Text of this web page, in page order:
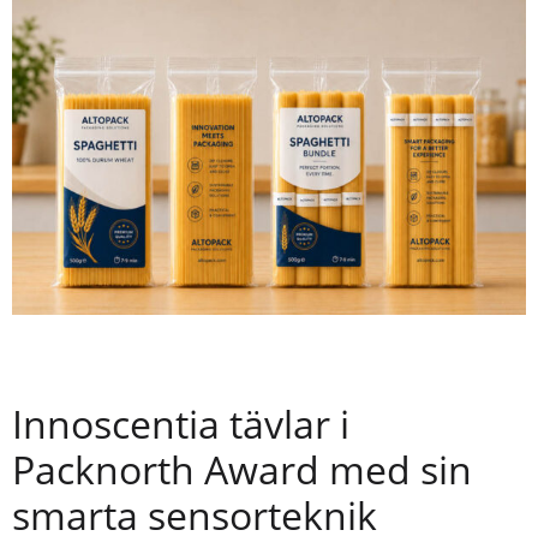
Innoscentia tävlar i
Packnorth Award med sin
smarta sensorteknik